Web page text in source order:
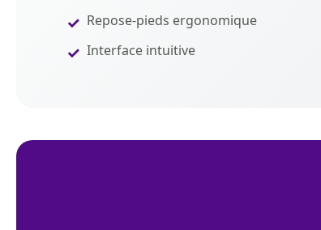
Repose-pieds ergonomique
Interface intuitive